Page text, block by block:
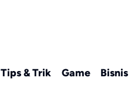
Tips & Trik Game Bisnis